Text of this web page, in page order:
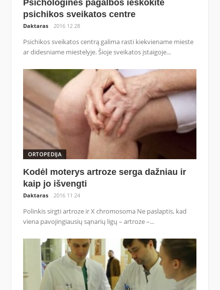
Psichologinės pagalbos ieškokite
psichikos sveikatos centre
Daktaras 2016 12 28
Psichikos sveikatos centrą galima rasti kiekviename mieste
ar didesniame miestelyje. Šioje sveikatos įstaigoje...
ORTOPEDIJA
Kodėl moterys artroze serga dažniau ir
kaip jo išvengti
Daktaras 2016 11 24
Polinkis sirgti artroze ir X chromosoma Ne paslaptis, kad
viena pavojingiausių sąnarių ligų – artroze –...